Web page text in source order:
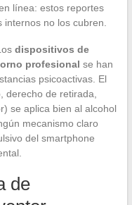
línea: estos reportes
no los cubren.
dispositivos de
profesional se han
psicoactivas. El
derecho de retirada,
se aplica bien al alcohol
mecanismo claro
del smartphone
de